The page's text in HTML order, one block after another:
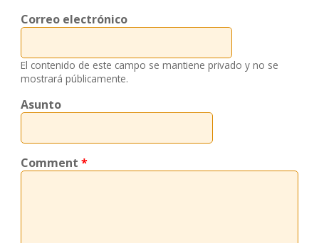
Correo electrónico
El contenido de este campo se mantiene privado y no se
mostrará públicamente.
Asunto
Comment *